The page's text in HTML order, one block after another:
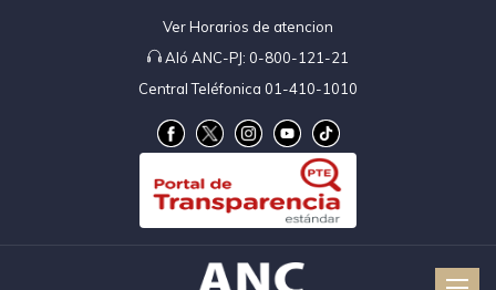
Ver Horarios de atencion
Aló ANC-PJ: 0-800-121-21
Central Teléfonica 01-410-1010